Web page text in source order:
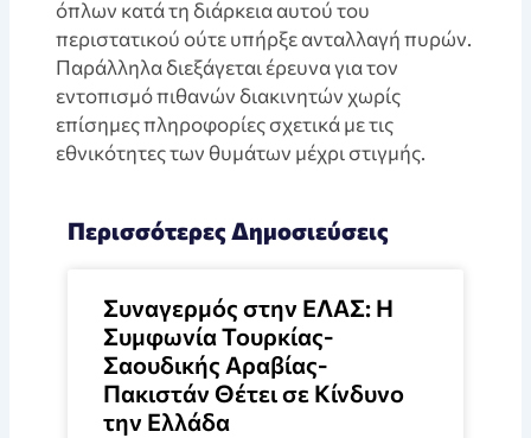
όπλων κατά τη διάρκεια αυτού του
περιστατικού ούτε υπήρξε ανταλλαγή πυρών.
Παράλληλα διεξάγεται έρευνα για τον
εντοπισμό πιθανών διακινητών χωρίς
επίσημες πληροφορίες σχετικά με τις
εθνικότητες των θυμάτων μέχρι στιγμής.
Περισσότερες Δημοσιεύσεις
Συναγερμός στην ΕΛΑΣ: Η
Συμφωνία Τουρκίας-
Σαουδικής Αραβίας-
Πακιστάν Θέτει σε Κίνδυνο
την Ελλάδα